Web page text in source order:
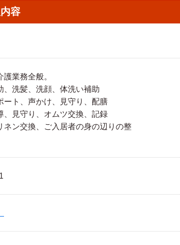
容
業務全般。
、洗髪、洗顔、体洗い補助
ート、声かけ、見守り、配膳
、見守り、オムツ交換、記録
ネン交換、ご入居者の身の辺りの整